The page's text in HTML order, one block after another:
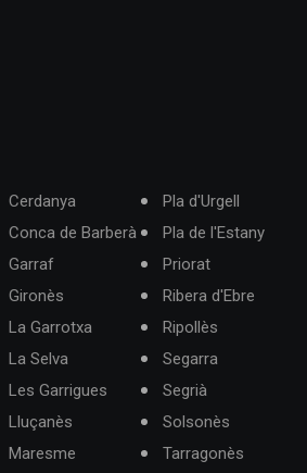
Cerdanya
Conca de Barberà
Garraf
Gironès
La Garrotxa
La Selva
Les Garrigues
Lluçanès
Maresme
Pla d'Urgell
Pla de l'Estany
Priorat
Ribera d'Ebre
Ripollès
Segarra
Segrià
Solsonès
Tarragonès